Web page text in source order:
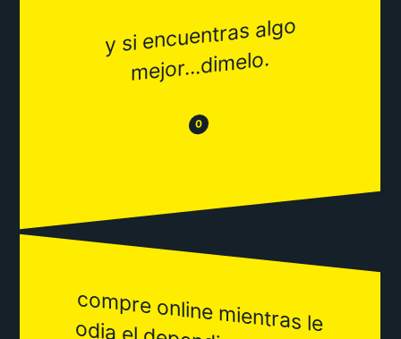
y si encuentras algo
mejor...di
melo.
😒 0 😂
com
pre online m
ientras le
odia el dependiente que le
ha atendido durante 30